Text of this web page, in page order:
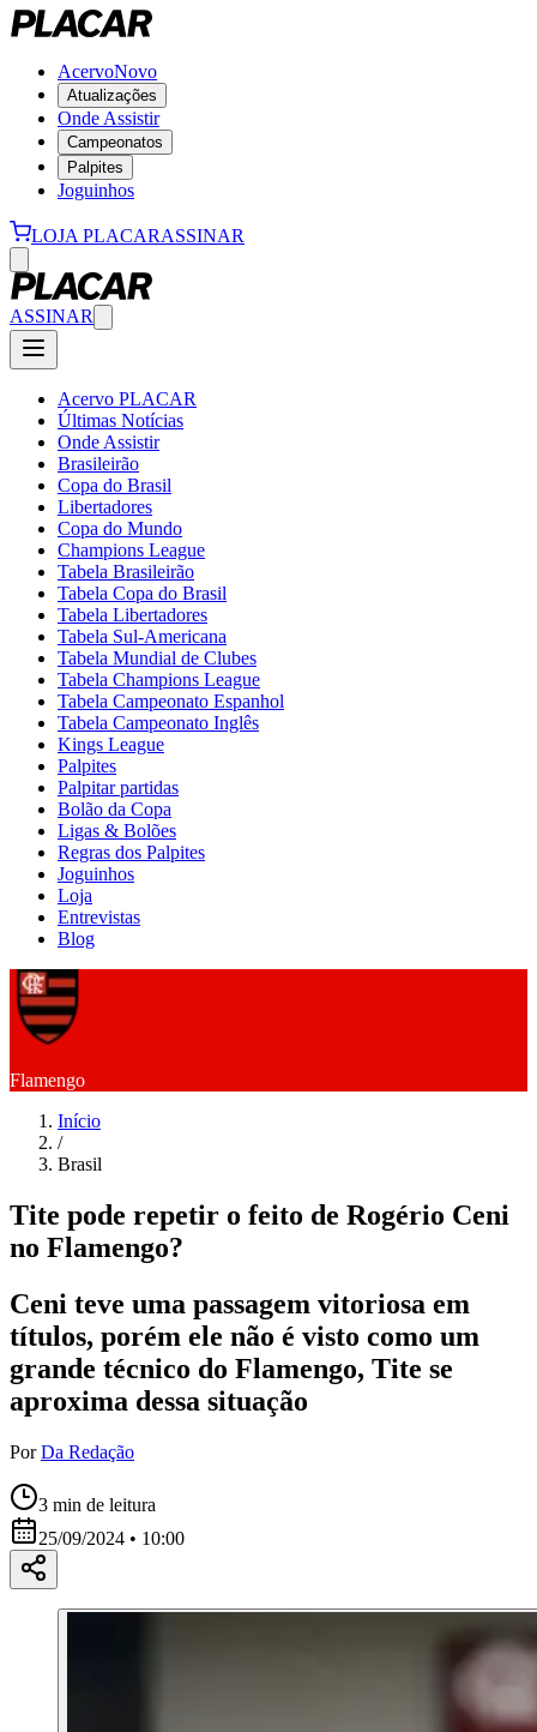
AcervoNovo
Atualizações
Onde Assistir
Campeonatos
Palpites
Joguinhos
LOJA PLACARASSINAR
ASSINAR
Acervo PLACAR
Últimas Notícias
Onde Assistir
Brasileirão
Copa do Brasil
Libertadores
Copa do Mundo
Champions League
Tabela Brasileirão
Tabela Copa do Brasil
Tabela Libertadores
Tabela Sul-Americana
Tabela Mundial de Clubes
Tabela Champions League
Tabela Campeonato Espanhol
Tabela Campeonato Inglês
Kings League
Palpites
Palpitar partidas
Bolão da Copa
Ligas & Bolões
Regras dos Palpites
Joguinhos
Loja
Entrevistas
Blog
Flamengo
Início
/
Brasil
Tite pode repetir o feito de Rogério Ceni
no Flamengo?
Ceni teve uma passagem vitoriosa em
títulos, porém ele não é visto como um
grande técnico do Flamengo, Tite se
aproxima dessa situação
Por Da Redação
3 min de leitura
25/09/2024 • 10:00